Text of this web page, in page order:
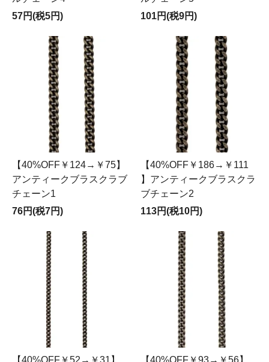
57円(税5円)
101円(税9円)
【40%OFF￥124→￥75】
アンティークブラスクラブ
チェーン1
76円(税7円)
【40%OFF￥186→￥111
】アンティークブラスクラ
ブチェーン2
113円(税10円)
【40%OFF￥52→￥31】
【40%OFF￥93→￥56】